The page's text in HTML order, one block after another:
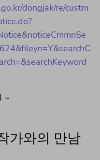
dongjak/re/custm
~
가와의 만남